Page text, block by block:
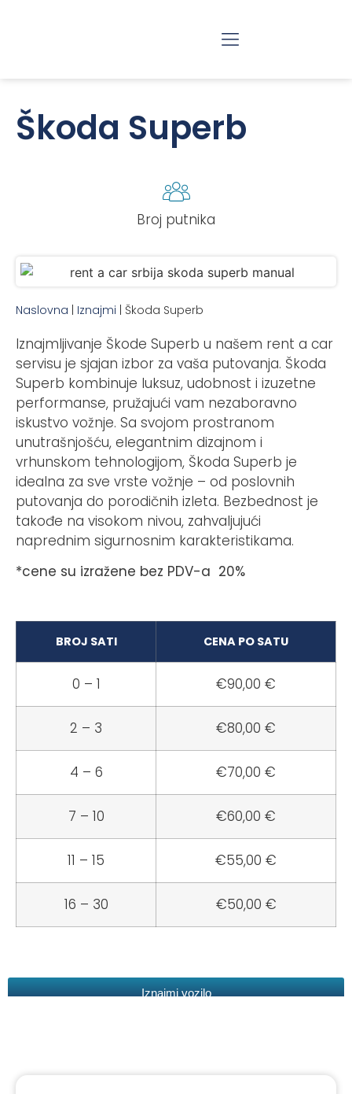
Škoda Superb
Broj putnika
Naslovna | Iznajmi | Škoda Superb
Iznajmljivanje Škode Superb u našem rent a car
servisu je sjajan izbor za vaša putovanja. Škoda
Superb kombinuje luksuz, udobnost i izuzetne
performanse, pružajući vam nezaboravno
iskustvo vožnje. Sa svojom prostranom
unutrašnjošću, elegantnim dizajnom i
vrhunskom tehnologijom, Škoda Superb je
idealna za sve vrste vožnje – od poslovnih
putovanja do porodičnih izleta. Bezbednost je
takođe na visokom nivou, zahvaljujući
naprednim sigurnosnim karakteristikama.
*cene su izražene bez PDV-a 20%
BROJ SATI CENA PO SATU
0 – 1 €90,00 €
2 – 3 €80,00 €
4 – 6 €70,00 €
7 – 10 €60,00 €
11 – 15 €55,00 €
16 – 30 €50,00 €
Iznajmi vozilo